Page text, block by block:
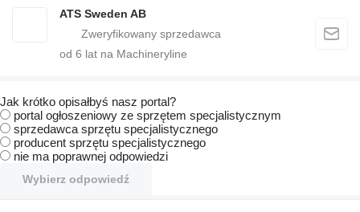
ATS Sweden AB
od 6 lat na Machineryline
Jak krótko opisałbyś nasz portal?
portal ogłoszeniowy ze sprzętem specjalistycznym
sprzedawca sprzętu specjalistycznego
producent sprzętu specjalistycznego
nie ma poprawnej odpowiedzi
Wybierz odpowiedź